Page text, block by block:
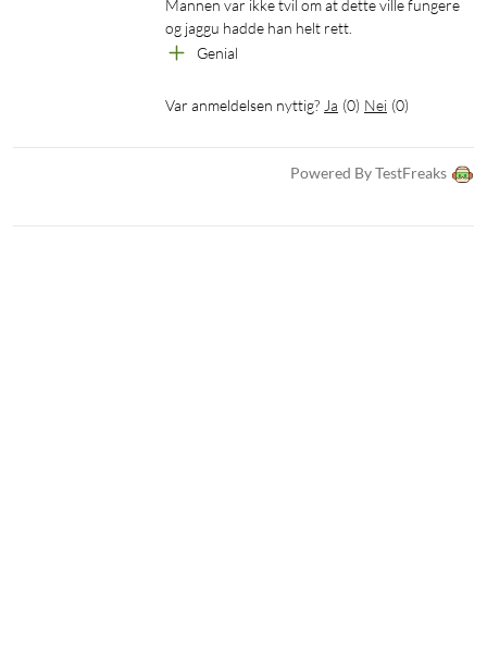
Mannen var ikke tvil om at dette ville fungere
og jaggu hadde han helt rett.
Genial
Var anmeldelsen nyttig? Ja (0) Nei (0)
Powered By TestFreaks